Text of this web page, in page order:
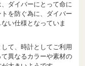
ダイバーにとって命に
を防ぐ為に、ダイバー
い仕様となっていま
て、時計としてご利用
異なるカラーや素材の